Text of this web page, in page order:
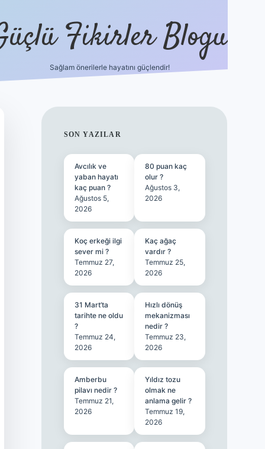
Fikirler Blogu
Sağlam önerilerle hayatını güçlendir!
SIDEBAR
SON YAZILAR
Avcılık ve
yaban hayatı
kaç puan ?
Ağustos 5,
2026
80 puan kaç
olur ?
Ağustos 3,
2026
Koç erkeği ilgi
sever mi ?
Temmuz 27,
2026
Kaç ağaç
vardır ?
Temmuz 25,
2026
31 Mart’ta
tarihte ne oldu
?
Temmuz 24,
2026
Hızlı dönüş
mekanizması
nedir ?
Temmuz 23,
2026
Amberbu
pilavı nedir ?
Temmuz 21,
2026
Yıldız tozu
olmak ne
anlama gelir ?
Temmuz 19,
2026
ilbet bahis sitesi